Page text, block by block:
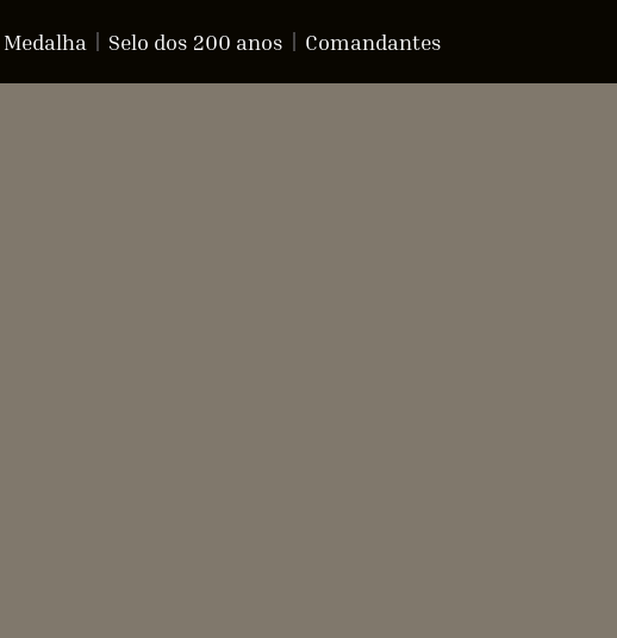
Medalha Selo dos 200 anos Comandantes